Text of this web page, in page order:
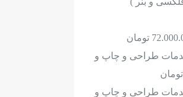
طراحی و چاپ و
طراحی و چاپ و